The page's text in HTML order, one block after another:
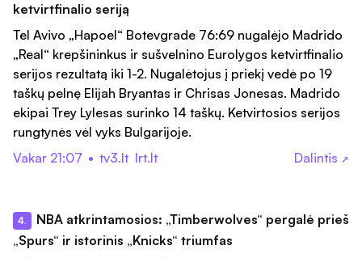
ketvirtfinalio seriją
Tel Avivo „Hapoel“ Botevgrade 76:69 nugalėjo Madrido
„Real“ krepšininkus ir sušvelnino Eurolygos ketvirtfinalio
serijos rezultatą iki 1-2. Nugalėtojus į priekį vedė po 19
taškų pelnę Elijah Bryantas ir Chrisas Jonesas. Madrido
ekipai Trey Lylesas surinko 14 taškų. Ketvirtosios serijos
rungtynės vėl vyks Bulgarijoje.
Vakar 21:07 • tv3.lt lrt.lt Dalintis ↗
4.
NBA atkrintamosios: „Timberwolves“ pergalė prieš
„Spurs“ ir istorinis „Knicks“ triumfas